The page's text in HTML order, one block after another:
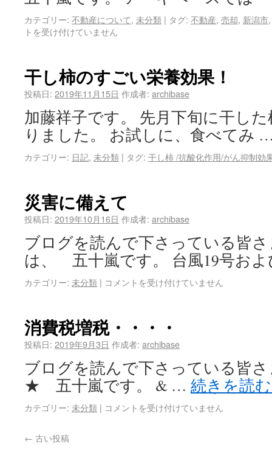
カテゴリー: 不動産について, 未分類 | タグ: 不動産, 売却, 新潟市
トを受け付けていません
干し柿のすごい栄養効果！
投稿日: 2019年11月15日 作成者: archibase
加藤祥子です。 先月下旬に干し
りました。 お試しに、食べてみ
カテゴリー: 日記, 未分類 | タグ: 干し柿 /抗酸化作用/がん抑制効
災害に備えて
投稿日: 2019年10月16日 作成者: archibase
ブログを読んで下さっている皆
は、 五十嵐です。 台風19号お
カテゴリー: 未分類 | コメントを受け付けていません
消費税増税・・・・
投稿日: 2019年9月3日 作成者: archibase
ブログを読んで下さっている皆
★ 五十嵐です。 & … 続きを読
カテゴリー: 未分類 | コメントを受け付けていません
← 古い投稿